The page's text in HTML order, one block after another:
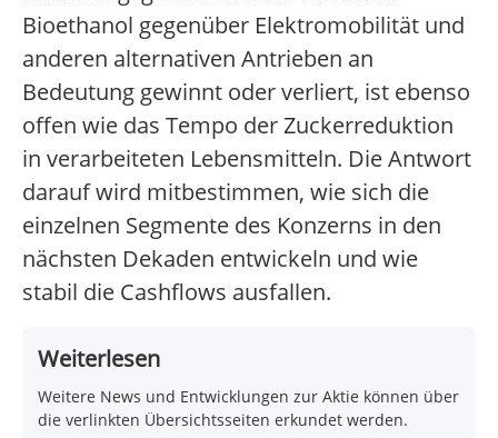
Bioethanol gegenüber Elektromobilität und
anderen alternativen Antrieben an
Bedeutung gewinnt oder verliert, ist ebenso
offen wie das Tempo der Zuckerreduktion
in verarbeiteten Lebensmitteln. Die Antwort
darauf wird mitbestimmen, wie sich die
einzelnen Segmente des Konzerns in den
nächsten Dekaden entwickeln und wie
stabil die Cashflows ausfallen.
Weiterlesen
Weitere News und Entwicklungen zur Aktie können über
die verlinkten Übersichtsseiten erkundet werden.